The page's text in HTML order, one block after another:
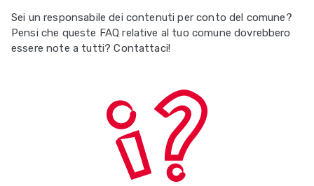
Sei un responsabile dei contenuti per conto del comune?
Pensi che queste FAQ relative al tuo comune dovrebbero
essere note a tutti? Contattaci!